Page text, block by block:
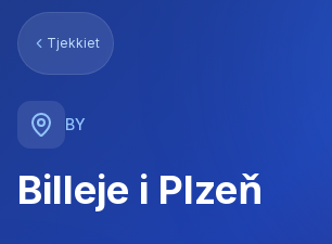
Tjekkiet
BY
Billeje i Plzeň